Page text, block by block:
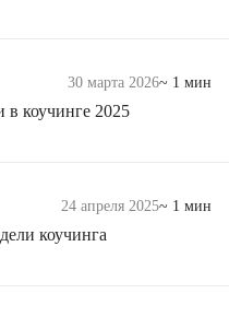
30 марта 2026~ 1 мин
коучинге 2025
24 апреля 2025~ 1 мин
коучинга